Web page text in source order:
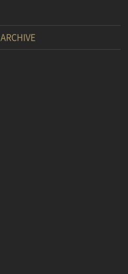
ARCHIVE